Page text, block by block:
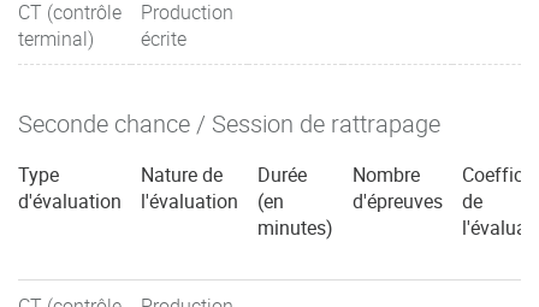
CT (contrôle
terminal)
Production
écrite
Seconde chance / Session de rattrapage
Type
d'évaluation
Nature de
l'évaluation
Durée
(en
minutes)
Nombre
d'épreuves
de